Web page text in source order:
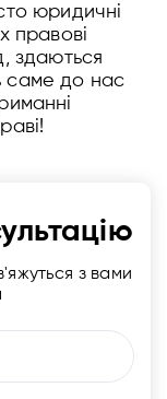
юридичні
правові
здаються
саме до нас
з вами